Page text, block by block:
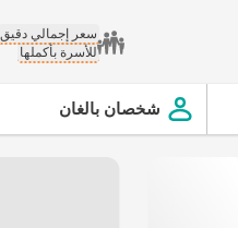
سعر إجمالي دقيق
للأسرة بأكملها
شخصان بالغان